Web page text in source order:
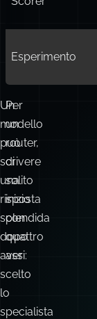
Esperimento
Un
modello
può
scrivere
una
risposta
splendida
dopo
aver
scelto
lo
specialista
Per
un
router,
di
solito
inizio
con
quattro
assi: